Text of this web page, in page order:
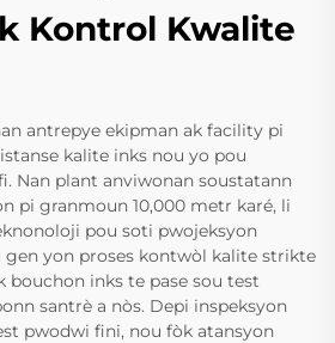
Kontrol Kwalite
antrepye ekipman ak facility pi
kalite inks nou yo pou
Nan plant anviwonan soustatann
pi granmoun 10,000 metr karé, li
pou soti pwojeksyon
gen yon proses kontwòl kalite strikte
bouchon inks te pase sou test
santrè a nòs. Depi inspeksyon
pwodwi fini, nou fòk atansyon